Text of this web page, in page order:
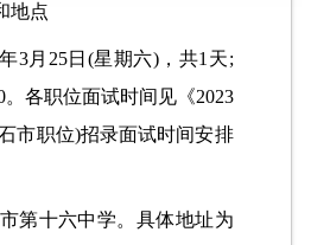
地点
3月25日(星期六)，共1天;
各职位面试时间见《2023
市职位)招录面试时间安排
第十六中学。具体地址为